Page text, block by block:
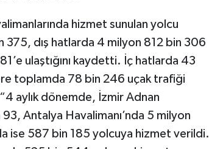
hizmet sunulan yolcu
375, dış hatlarda 4 milyon 812 bin 306
ulaştığını kaydetti. İç hatlarda 43
toplamda 78 bin 246 uçak trafiği
aylık dönemde, İzmir Adnan
Antalya Havalimanı’nda 5 milyon
ise 587 bin 185 yolcuya hizmet verildi.